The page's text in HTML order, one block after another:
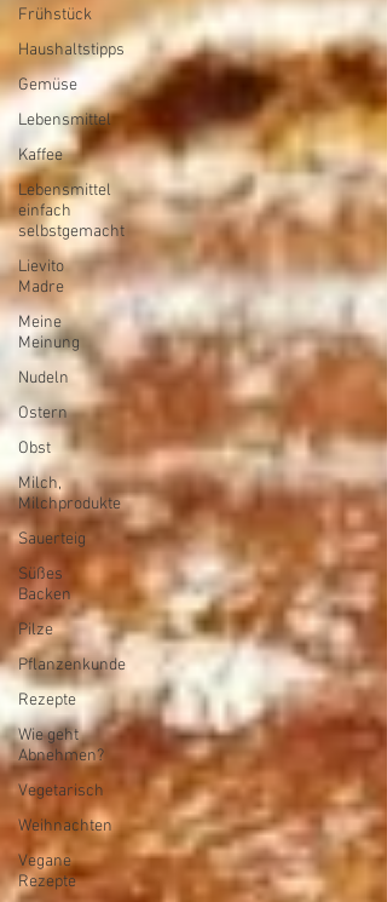
Frühstück
Haushaltstipps
Gemüse
Lebensmittel
Kaffee
Lebensmittel
einfach
selbstgemacht
Lievito
Madre
Meine
Meinung
Nudeln
Ostern
Obst
Milch,
Milchprodukte
Sauerteig
Süßes
Backen
Pilze
Pflanzenkunde
Rezepte
Wie geht
Abnehmen?
Vegetarisch
Weihnachten
Vegane
Rezepte